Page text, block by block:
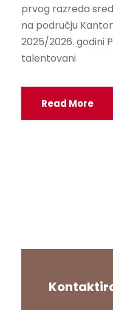
prvog razreda
na području
2025/2026. godini
talentovani
Read More